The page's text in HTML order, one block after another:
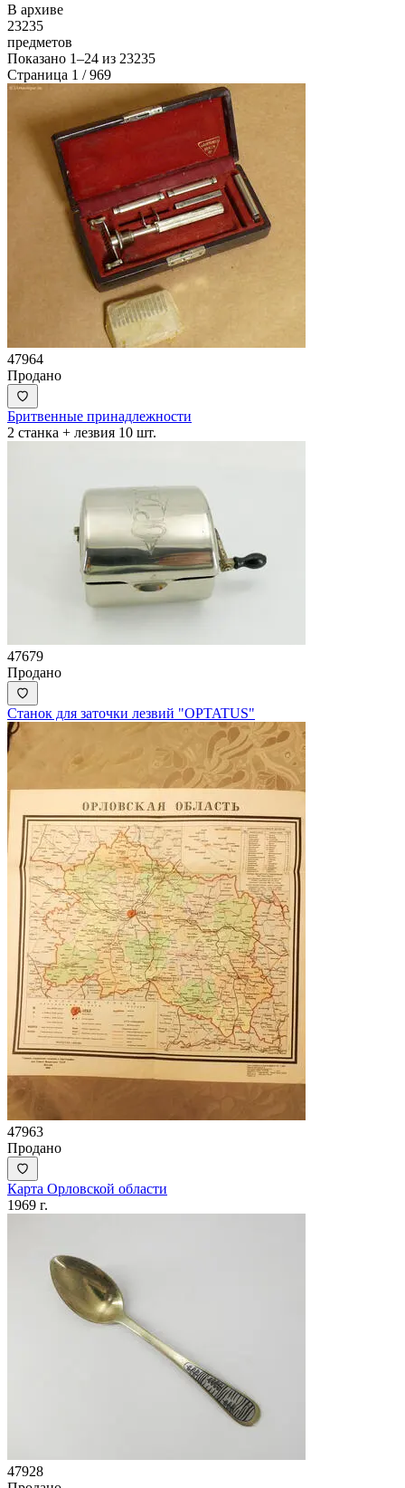
В архиве
23235
предметов
Показано 1–24 из 23235
Страница 1 / 969
47964
Продано
Бритвенные принадлежности
2 станка + лезвия 10 шт.
47679
Продано
Станок для заточки лезвий "OPTATUS"
47963
Продано
Карта Орловской области
1969 г.
47928